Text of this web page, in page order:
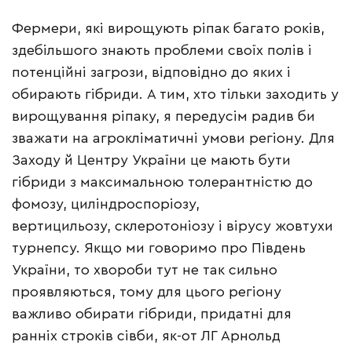
Фермери, які вирощують ріпак багато років,
здебільшого знають проблеми своїх полів і
потенційні загрози, відповідно до яких і
обирають гібриди. А тим, хто тільки заходить у
вирощування ріпаку, я передусім радив би
зважати на агрокліматичні умови регіону. Для
Заходу й Центру України це мають бути
гібриди з максимальною толерантністю до
фомозу, циліндроспоріозу,
вертицильозу, склеротоніозу і вірусу жовтухи
турнепсу. Якщо ми говоримо про Південь
України, то хвороби тут не так сильно
проявляються, тому для цього регіону
важливо обирати гібриди, придатні для
ранніх строків сівби, як-от ЛГ Арнольд